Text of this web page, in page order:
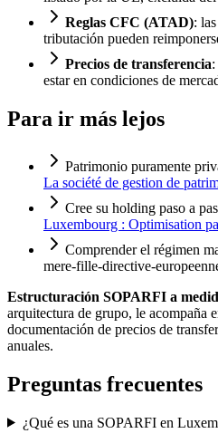
Reglas CFC (ATAD):
tributación pueden
Precios de transferencia
estar en condiciones de
Para ir más lejos
Patrimonio puramente
La société de gestion de
Cree su holding paso a
Luxembourg : Optimisation
Comprender el régimen
mere-fille-directive-
Estructuración SOPARFI a
arquitectura de grupo, le acompaña
documentación de precios de
anuales.
Preguntas frecuentes
¿Qué es una SOPARFI en